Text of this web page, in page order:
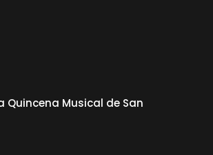
Quincena Musical de San